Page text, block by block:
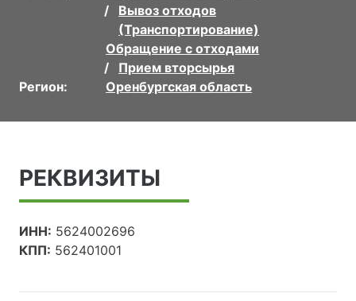
Вывоз отходов
(Транспортирование)
Обращение с отходами
Прием вторсырья
Регион:
Оренбургская область
РЕКВИЗИТЫ
ИНН: 5624002696
КПП: 562401001